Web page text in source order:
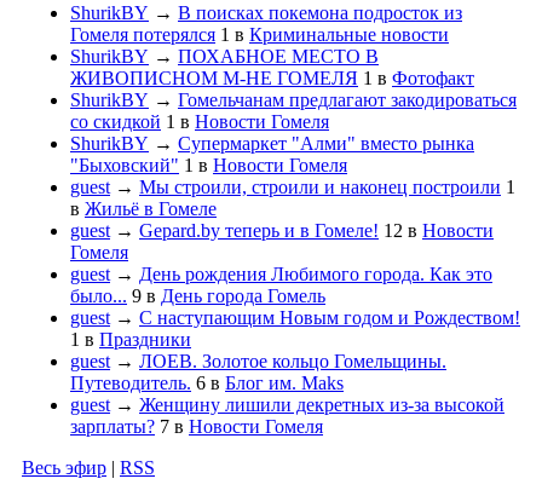
ShurikBY → В поисках покемона подросток из
Гомеля потерялся 1 в Криминальные новости
ShurikBY → ПОХАБНОЕ МЕСТО В
ЖИВОПИСНОМ М-НЕ ГОМЕЛЯ 1 в Фотофакт
ShurikBY → Гомельчанам предлагают закодироваться
со скидкой 1 в Новости Гомеля
ShurikBY → Супермаркет "Алми" вместо рынка
"Быховский" 1 в Новости Гомеля
guest → Мы строили, строили и наконец построили 1
в Жильё в Гомеле
guest → Gepard.by теперь и в Гомеле! 12 в Новости
Гомеля
guest → День рождения Любимого города. Как это
было... 9 в День города Гомель
guest → С наступающим Новым годом и Рождеством!
1 в Праздники
guest → ЛОЕВ. Золотое кольцо Гомельщины.
Путеводитель. 6 в Блог им. Maks
guest → Женщину лишили декретных из-за высокой
зарплаты? 7 в Новости Гомеля
Весь эфир | RSS